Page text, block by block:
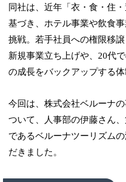
同社は、近年「衣・食・住
基づき、ホテル事業や飲食
挑戦。若手社員への権限移
新規事業立ち上げや、20代
の成長をバックアップする体
今回は、株式会社ベルーナ
ついて、人事部の伊藤さん
であるベルーナツーリズム
だきました。